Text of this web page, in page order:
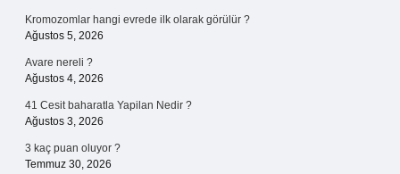
Kromozomlar hangi evrede ilk olarak görülür ?
Ağustos 5, 2026
Avare nereli ?
Ağustos 4, 2026
41 Cesit baharatla Yapilan Nedir ?
Ağustos 3, 2026
3 kaç puan oluyor ?
Temmuz 30, 2026